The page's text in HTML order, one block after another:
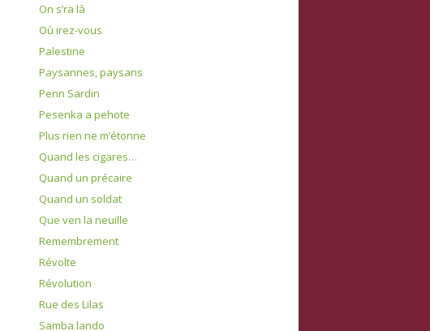
On s’ra là
Où irez-vous
Palestine
Paysannes, paysans
Penn Sardin
Pesenka a pehote
Plus rien ne m’étonne
Quand les cigares…
Quand un précaire
Quand un soldat
Que ven la neuille
Remembrement
Révolte
Révolution
Rue des Lilas
Samba lando